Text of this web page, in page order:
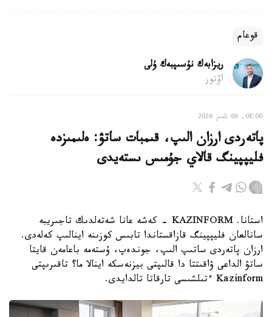
قوعام
ريزابەك نۇسىپبەك ۇلى
اۆتور
08:00, 06 تامىز 2026
پاتەردى ارزان الىپ، قىمبات ساتۋ: ەلىمىزدە
فليپپينگ قالاي جۇمىس ىستەيدى
استانا. KAZINFORM - كەشە عانا شەتەلدىك تاجىريبە
سانالعان فليپپينگ قازاقستاندا تابىس كوزىنە اينالىپ كەلەدى.
ارزان پاتەردى ساتىپ الىپ، جوندەپ، ۇستەمە باعامەن قايتا
ساتۋ الداعى ۋاقىتتا دا قالىپتى بيزنەسكە اينالا ما؟ تاقىرىپتى
Kazinform ءتىلشىسى تارقاتا تالدايدى.